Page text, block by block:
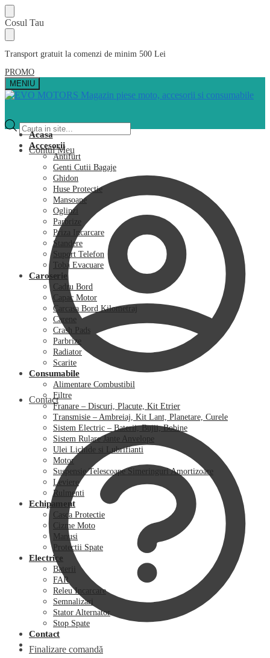
Skip
to
navigation
Skip
to
content
Cosul Tau
Transport gratuit la comenzi de minim 500 Lei
PROMO
MENIU
Products
search
Contul Meu
Contact
Finalizare comandă
Acasa
Accesorii
Antifurt
Genti Cutii Bagaje
Ghidon
Huse Protectie
Mansoane
Oglinzi
Parbrize
Priza Incarcare
Standere
Suport Telefon
Toba Evacuare
Caroserie
Cadru Bord
Capac Motor
Carcasa Bord Kilometraj
Carene
Crash Pads
Parbrize
Radiator
Scarite
Consumabile
Alimentare Combustibil
Filtre
Franare – Discuri, Placute, Kit Etrier
Transmisie – Ambreiaj, Kit Lant, Planetare, Curele
Sistem Electric – Baterii, Bujii, Bobine
Sistem Rulare Jante Anvelope
Ulei Lichide si Lubrifianti
Motor
Suspensie Telescoape Simeringuri Amortizoare
Leviere
Rulmenti
Echipament
Casca Protectie
Cizme Moto
Manusi
Protectii Spate
Electrice
Baterii
FAR
Releu Incarcare
Semnalizari
Stator Alternator
Stop Spate
Contact